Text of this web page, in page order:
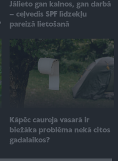
Jālieto gan kalnos, gan darbā
– ceļvedis SPF līdzekļu
pareizā lietošanā
Kāpēc caureja vasarā ir
biežāka problēma nekā citos
gadalaikos?